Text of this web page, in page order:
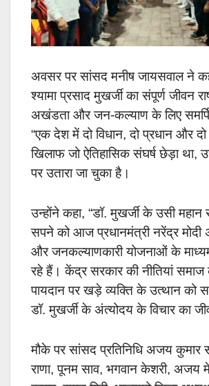
अवसर पर सांसद मनीष जायसवाल ने
श्यामा प्रसाद मुखर्जी का संपूर्ण जीवन
अखंडता और जन-कल्याण के लिए
“एक देश में दो विधान, दो प्रधान और
खिलाफ जो ऐतिहासिक संघर्ष छेड़ा
पर उतारा जा चुका है।
उन्होंने कहा, “डॉ. मुखर्जी के उसी महान
सपने को आज प्रधानमंत्री नरेंद्र मोदी
और जनकल्याणकारी योजनाओं के
रहे हैं। केंद्र सरकार की नीतियां
पायदान पर खड़े व्यक्ति के उत्थान को
डॉ. मुखर्जी के अंत्योदय के विचार का
मौके पर सांसद प्रतिनिधि अजय कुमार
राणा, पूनम साव, भगवान केशरी, अजय